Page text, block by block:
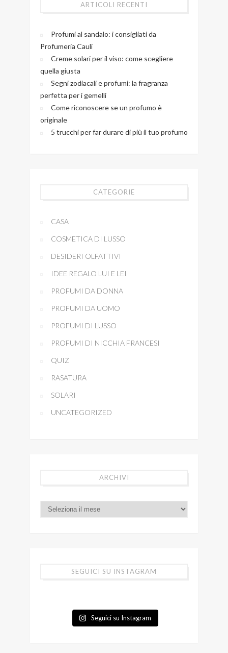
ARTICOLI RECENTI
Profumi al sandalo: i consigliati da
Profumeria Cauli
Creme solari per il viso: come scegliere
quella giusta
Segni zodiacali e profumi: la fragranza
perfetta per i gemelli
Come riconoscere se un profumo è
originale
5 trucchi per far durare di più il tuo profumo
CATEGORIE
CASA
COSMETICA DI LUSSO
DESIDERI OLFATTIVI
IDEE REGALO LUI E LEI
PROFUMI DA DONNA
PROFUMI DA UOMO
PROFUMI DI LUSSO
PROFUMI DI NICCHIA FRANCESI
QUIZ
RASATURA
SOLARI
UNCATEGORIZED
ARCHIVI
SEGUICI SU INSTAGRAM
Seguici su Instagram